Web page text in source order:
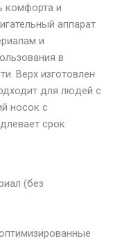
комфорта и
аппарат
и
в
Верх изготовлен
для людей с
носок с
срок
(без